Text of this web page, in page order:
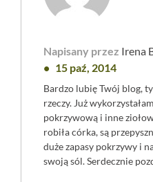
Napisany przez Irena
15 paź, 2014
Bardzo lubię Twój blog,
rzeczy. Już
pokrzywową i inne
robiła córka, są
duże zapasy pokrzywy i
swoją sól. Serdecznie